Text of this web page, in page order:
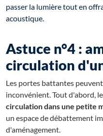
passer la lumière tout en
acoustique.
Astuce n°4 :
circulation
Les portes battantes
inconvénient. Tout d'abord,
circulation dans une petite
un espace de débattement
d'aménagement.